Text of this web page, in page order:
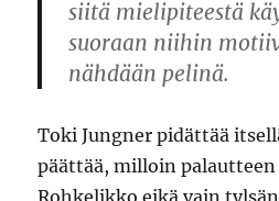
siitä mielipiteestä
suoraan niihin
nähdään pelinä.
Toki Jungner pidättää
päättää, milloin palautteen
Rohkelikko eikä vain